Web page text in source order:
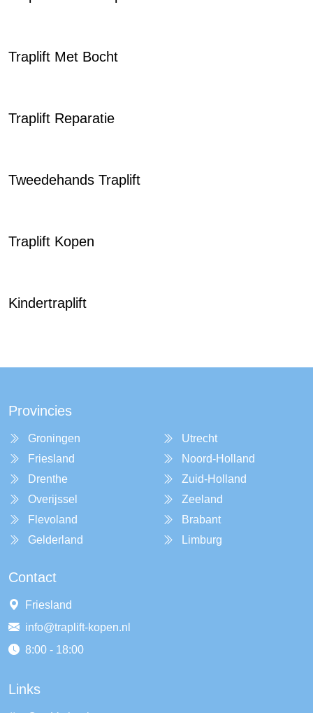
Traplift Met Bocht
Traplift Reparatie
Tweedehands Traplift
Traplift Kopen
Kindertraplift
Provincies
Groningen
Friesland
Drenthe
Overijssel
Flevoland
Gelderland
Utrecht
Noord-Holland
Zuid-Holland
Zeeland
Brabant
Limburg
Contact
Friesland
info@traplift-kopen.nl
8:00 - 18:00
Links